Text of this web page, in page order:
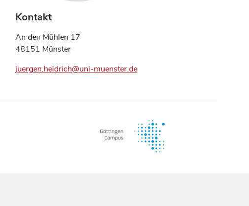
Kontakt
An den Mühlen 17
48151 Münster
juergen.heidrich@uni-muenster.de